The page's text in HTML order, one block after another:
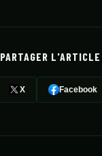
PARTAGER L'ARTICLE
X Facebook